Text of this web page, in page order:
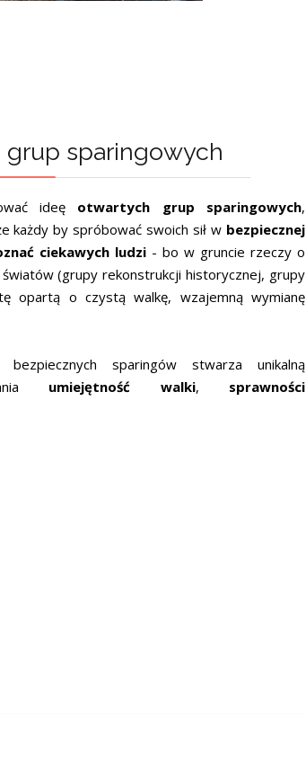
sparingowych
ideę otwartych grup sparingowych,
każdy by spróbować swoich sił w bezpiecznej
ciekawych ludzi - bo w gruncie rzeczy o
(grupy rekonstrukcji historycznej, grupy
opartą o czystą walkę, wzajemną wymianę
sparingów stwarza unikalną
umiejętność walki, sprawności